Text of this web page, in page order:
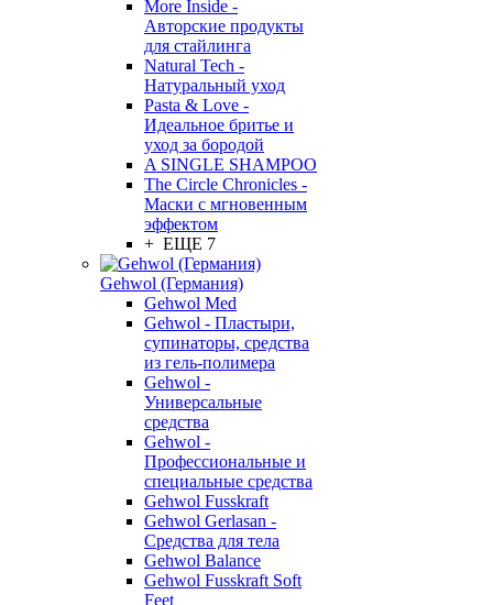
More Inside -
Авторские продукты
для стайлинга
Natural Tech -
Натуральный уход
Pasta & Love -
Идеальное бритье и
уход за бородой
A SINGLE SHAMPOO
The Circle Chronicles -
Маски с мгновенным
эффектом
+ ЕЩЕ 7
Gehwol (Германия)
Gehwol Med
Gehwol - Пластыри,
супинаторы, средства
из гель-полимера
Gehwol -
Универсальные
средства
Gehwol -
Профессиональные и
специальные средства
Gehwol Fusskraft
Gehwol Gerlasan -
Средства для тела
Gehwol Balance
Gehwol Fusskraft Soft
Feet